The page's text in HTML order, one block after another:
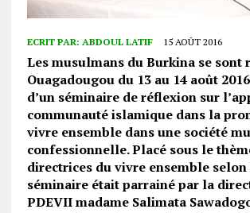
ECRIT PAR: ABDOUL LATIF 15 AOÛT 2016
Les musulmans du Burkina se sont
Ouagadougou du 13 au 14 août
d’un séminaire de réflexion sur
communauté islamique dans la
vivre ensemble dans une société
confessionnelle. Placé sous le
directrices du vivre ensemble selon
séminaire était parrainé par la
PDEVII madame Salimata